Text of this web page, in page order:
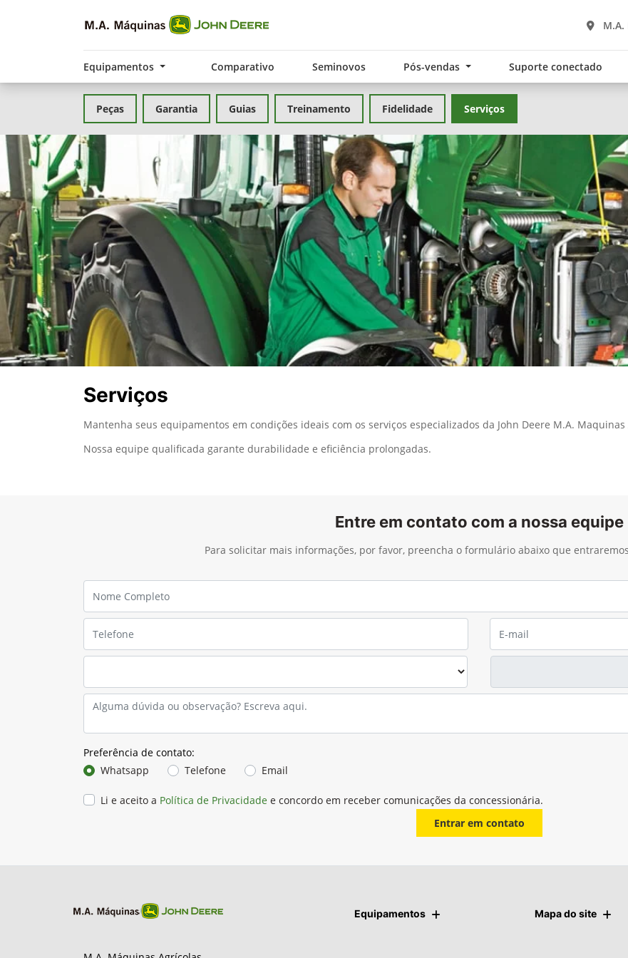
Equipamentos Comparativo Seminovos Pós-vendas Suporte conectado
Peças Garantia Guias Treinamento Fidelidade Serviços
Serviços
Mantenha seus equipamentos em condições ideais com os serviços especializados da John Deere M.A. Maquinas
Nossa equipe qualificada garante durabilidade e eficiência prolongadas.
Entre em contato com a nossa equipe
Para solicitar mais informações, por favor, preencha o formulário abaixo que
Preferência de contato:
Whatsapp
Telefone Email
Li e aceito a Política de Privacidade e concordo em receber comunicações da concessionária.
Entrar em contato
Equipamentos Mapa do site